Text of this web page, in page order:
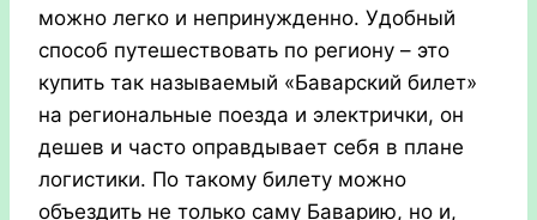
можно легко и непринужденно. Удобный
способ путешествовать по региону – это
купить так называемый «Баварский билет»
на региональные поезда и электрички, он
дешев и часто оправдывает себя в плане
логистики. По такому билету можно
объездить не только саму Баварию, но и,